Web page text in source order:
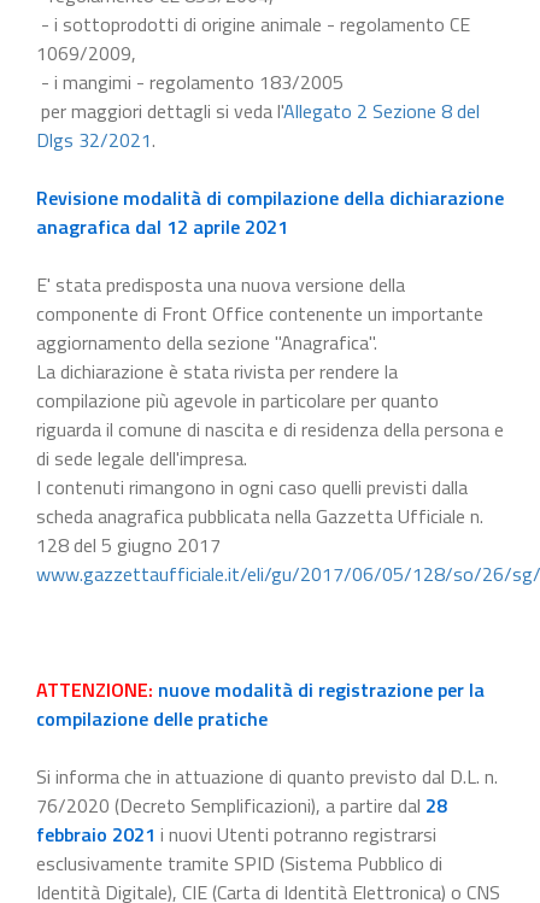
- i sottoprodotti di origine animale - regolamento CE
1069/2009,
- i mangimi - regolamento 183/2005
per maggiori dettagli si veda l'Allegato 2 Sezione 8 del
Dlgs 32/2021.
Revisione modalità di compilazione della dichiarazione
anagrafica dal 12 aprile 2021
E' stata predisposta una nuova versione della
componente di Front Office contenente un importante
aggiornamento della sezione "Anagrafica".
La dichiarazione è stata rivista per rendere la
compilazione più agevole in particolare per quanto
riguarda il comune di nascita e di residenza della persona e
di sede legale dell'impresa.
I contenuti rimangono in ogni caso quelli previsti dalla
scheda anagrafica pubblicata nella Gazzetta Ufficiale n.
128 del 5 giugno 2017
www.gazzettaufficiale.it/eli/gu/2017/06/05/128/so/26/
ATTENZIONE: nuove modalità di registrazione per la
compilazione delle pratiche
Si informa che in attuazione di quanto previsto dal D.L. n.
76/2020 (Decreto Semplificazioni), a partire dal 28
febbraio 2021 i nuovi Utenti potranno registrarsi
esclusivamente tramite SPID (Sistema Pubblico di
Identità Digitale), CIE (Carta di Identità Elettronica) o CNS